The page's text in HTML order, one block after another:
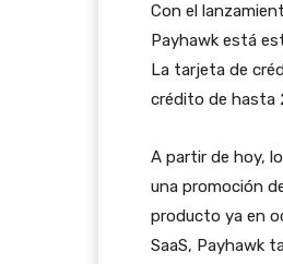
Con el
Payhawk está
La tarjeta de
crédito de hasta
A partir de hoy,
una promoción
producto ya en
SaaS, Payhawk